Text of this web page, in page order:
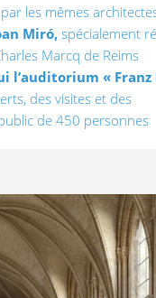
les mêmes
Miró, spécialement
Marcq de Reims
l’auditorium « Franz
des visites et des
de 450 personnes